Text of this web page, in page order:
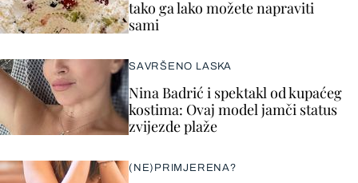
tako ga lako možete napraviti
sami
SAVRŠENO LASKA
Nina Badrić i spektakl od kupaćeg
kostima: Ovaj model jamči status
zvijezde plaže
(NE)PRIMJERENA?